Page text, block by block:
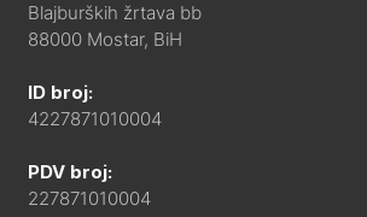
Blajburških žrtava bb
88000 Mostar, BiH
ID broj:
4227871010004
PDV broj:
227871010004